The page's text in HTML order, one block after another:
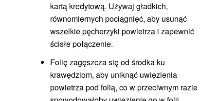
kartą kredytową. Używaj gładkich,
równomiernych pociągnięć, aby usunąć
wszelkie pęcherzyki powietrza i zapewnić
ścisłe połączenie.
Folię zagęszcza się od środka ku
krawędziom, aby uniknąć uwięzienia
powietrza pod folią, co w przeciwnym razie